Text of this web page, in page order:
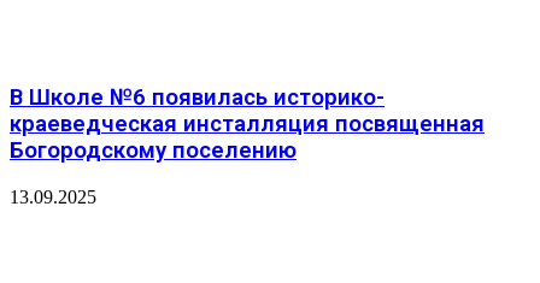
В Школе №6 появилась историко-
краеведческая инсталляция посвященная
Богородскому поселению
13.09.2025